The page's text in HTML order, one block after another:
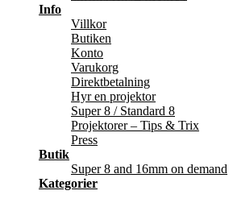
Info
Villkor
Butiken
Konto
Varukorg
Direktbetalning
Hyr en projektor
Super 8 / Standard 8
Projektorer – Tips & Trix
Press
Butik
Super 8 and 16mm on demand
Kategorier